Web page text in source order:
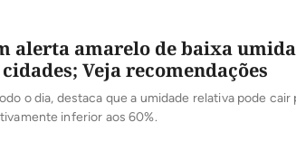
alerta amarelo de baixa
Veja recomendações
o dia, destaca que a umidade relativa pode cair
inferior aos 60%.